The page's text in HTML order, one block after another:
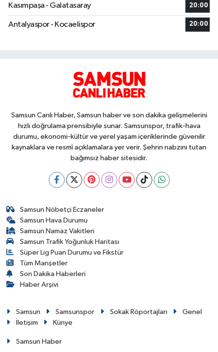
Kasımpaşa - Galatasaray 20:00
Antalyaspor - Kocaelispor 20:00
Samsun Canlı Haber, Samsun haber ve son dakika gelişmelerini
hızlı doğrulama prensibiyle sunar. Samsunspor, trafik-hava
durumu, ekonomi-kültür ve yerel yaşam içeriklerinde güvenilir
kaynaklara ve resmî açıklamalara yer verir. Şehrin nabzını tutan
bağımsız haber sitesidir.
Samsun Nöbetçi Eczaneler
Samsun Hava Durumu
Samsun Namaz Vakitleri
Samsun Trafik Yoğunluk Haritası
Süper Lig Puan Durumu ve Fikstür
Tüm Manşetler
Son Dakika Haberleri
Haber Arşivi
Samsun Samsunspor Sokak Röportajları
Genel
İletişim
Künye
Samsun Haber